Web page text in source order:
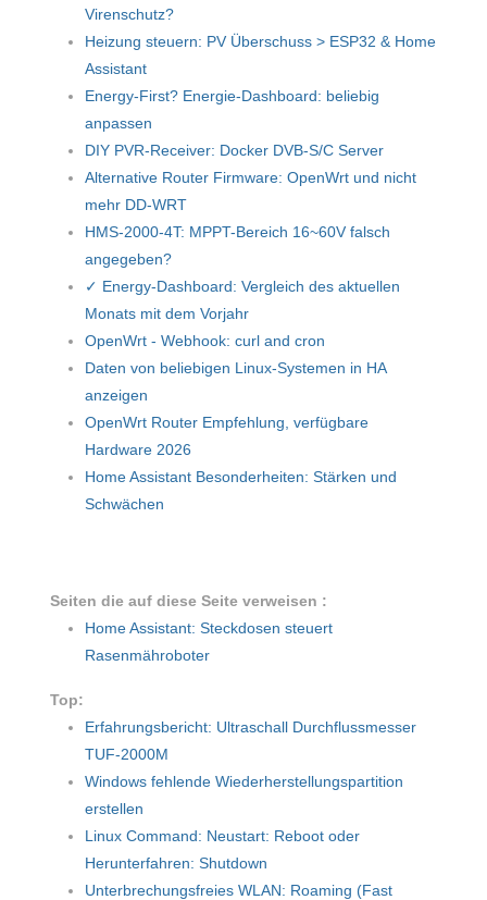
Virenschutz?
Heizung steuern: PV Überschuss > ESP32 & Home
Assistant
Energy-First? Energie-Dashboard: beliebig
anpassen
DIY PVR-Receiver: Docker DVB-S/C Server
Alternative Router Firmware: OpenWrt und nicht
mehr DD-WRT
HMS-2000-4T: MPPT-Bereich 16~60V falsch
angegeben?
✓ Energy-Dashboard: Vergleich des aktuellen
Monats mit dem Vorjahr
OpenWrt - Webhook: curl and cron
Daten von beliebigen Linux-Systemen in HA
anzeigen
OpenWrt Router Empfehlung, verfügbare
Hardware 2026
Home Assistant Besonderheiten: Stärken und
Schwächen
Seiten die auf diese Seite verweisen :
Home Assistant: Steckdosen steuert
Rasenmähroboter
Top:
Erfahrungsbericht: Ultraschall Durchflussmesser
TUF-2000M
Windows fehlende Wiederherstellungspartition
erstellen
Linux Command: Neustart: Reboot oder
Herunterfahren: Shutdown
Unterbrechungsfreies WLAN: Roaming (Fast